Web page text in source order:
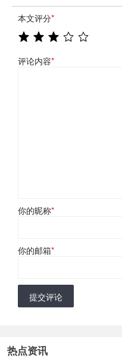
本文评分*
评论内容*
你的昵称*
你的邮箱*
提交评论
热点资讯